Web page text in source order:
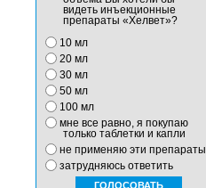
видеть инъекционные
препараты «Хелвет»?
10 мл
20 мл
30 мл
50 мл
100 мл
мне все равно, я покупаю
только таблетки и капли
не применяю эти препараты
затрудняюсь ответить